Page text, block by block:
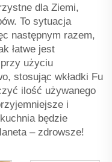
dla Ziemi,
To sytuacja
następnym razem,
łatwe jest
użyciu
stosując wkładki Fu
ilość używanego
i
będzie
– zdrowsze!